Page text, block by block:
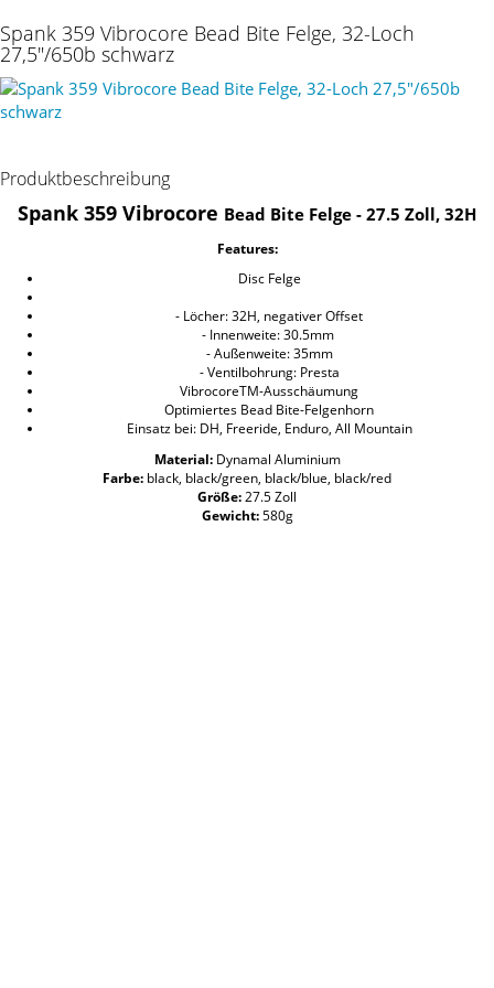
Spank 359 Vibrocore Bead Bite Felge, 32-Loch
27,5"/650b schwarz
Produktbeschreibung
Spank 359 Vibrocore Bead Bite Felge - 27.5 Zoll, 32H
Features:
Disc Felge
- Löcher: 32H, negativer Offset
- Innenweite: 30.5mm
- Außenweite: 35mm
- Ventilbohrung: Presta
VibrocoreTM-Ausschäumung
Optimiertes Bead Bite-Felgenhorn
Einsatz bei: DH, Freeride, Enduro, All Mountain
Material:Dynamal Aluminium
Farbe: black, black/green, black/blue, black/red
Größe:27.5 Zoll
Gewicht:580g